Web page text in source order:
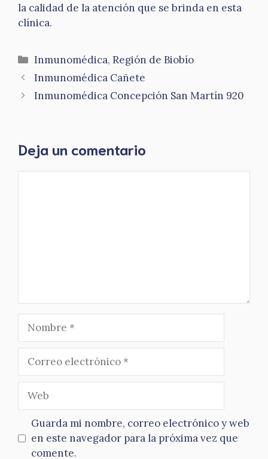
la calidad de la atención que se brinda en esta
clínica.
Categorías
Inmunomédica,Región de Biobío
Inmunomédica Cañete
Inmunomédica Concepción San Martín 920
Deja un comentario
Nombre
electrónico
Guarda mi nombre, correo electrónico y web
en este navegador para la próxima vez que
comente.